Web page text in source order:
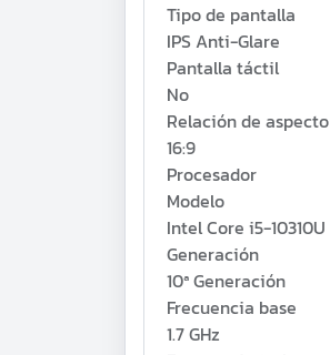
Tipo de pantalla
IPS Anti-Glare
Pantalla táctil
No
Relación de aspecto
16:9
Procesador
Modelo
Intel Core i5-10310U
Generación
10ª Generación
Frecuencia base
1.7 GHz